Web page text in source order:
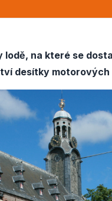
lodě, na které se
desítky motorových